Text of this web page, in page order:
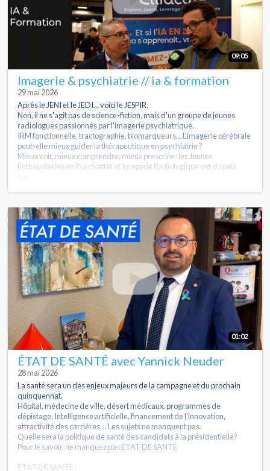
09:05
Imagerie & psychiatrie // ia & formation
29 mai 2026
Après le JENI et le JEDI… voici le JESPIR.
Non, il ne s'agit pas de science-fiction, mais d'un groupe de jeunes
radiologues passionnés par l'imagerie psychiatrique.
IRM fonctionnelle, tractographie, biomarqueurs… L'imagerie cérébrale
peut-elle mieux guider la thérapeutique en psychiatrie ?
Mieux voir, mieux comprendre, mieux prescrire : les Jeunes
Enthousiastes en Psychiatrie et Imagerie Radiologique ont du pain
01:02
ÉTAT DE SANTÉ avec Yannick Neuder
28 mai 2026
La santé sera un des enjeux majeurs de la campagne et du prochain
quinquennat.
Hôpital, médecine de ville, désert médicaux, programmes de
dépistage, Intelligence artificielle, financement de l'innovation,
attractivité des carrières ... Les sujets ne manquent pas.
Quelle sera la politique de santé des candidats à la présidentielle?
Pour le savoir, ne manquez pas ÉTAT DE SANTÉ
ÉTAT DE SANTÉ :